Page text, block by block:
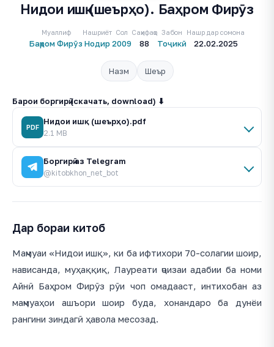
Барои боргирӣ (скачать, download) ⬇
PDF
Нидои ишқ (шеърҳо).pdf
2.1 MB
Боргирӣ аз Telegram
@kitobkhon_net_bot
Нидои ишқ (шеърҳо). Баҳром Фирӯз
Муаллиф
Баҳром Фирӯз
Нашриёт
Нодир
Сол
2009
Саҳифаҳо
88
Забон
Тоҷикӣ
Нашр дар сомона
22.02.2025
Назм Шеър
Дар бораи китоб
Маҷмуаи «Нидои ишқ», ки ба ифтихори 70-солагии шоир,
нависанда, муҳаққиқ, Лауреати ҷоизаи адабии ба номи
Айнӣ Баҳром Фирӯз рӯи чоп омадааст, интихобан аз
маҷмуаҳои ашъори шоир буда, хонандаро ба дунёи
рангини зиндагӣ ҳавола месозад.